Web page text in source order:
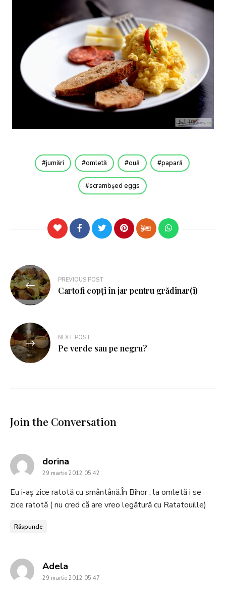
jumări omletă ouă papară
scrambșed eggs
PREVIOUS POST
Cartofi copți în jar pentru grădinar(i)
NEXT POST
Pe verde sau pe negru?
Join the Conversation
dorina
29 martie 2012 05:42
Eu i-aș zice ratotă cu smântână.În Bihor , la omletă i se
zice ratotă ( nu cred că are vreo legătură cu Ratatouille)
Răspunde
Adela
29 martie 2012 05:47